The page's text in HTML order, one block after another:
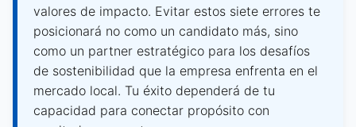
valores de impacto. Evitar estos siete errores te
posicionará no como un candidato más, sino
como un partner estratégico para los desafíos
de sostenibilidad que la empresa enfrenta en el
mercado local. Tu éxito dependerá de tu
capacidad para conectar propósito con